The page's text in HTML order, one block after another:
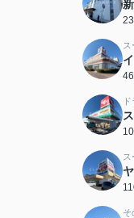
ス
ス
そ